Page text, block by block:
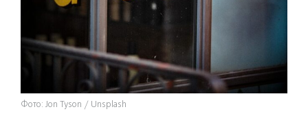
Фото: Jon Tyson / Unsplash